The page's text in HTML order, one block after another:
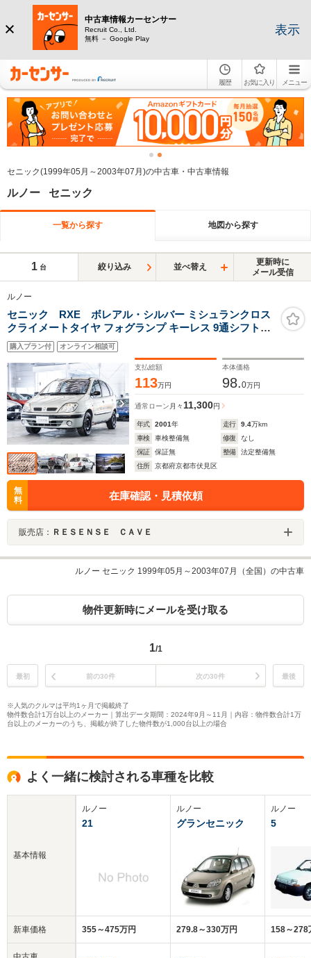
中古車情報カーセンサー
Recruit Co., Ltd.
無料 － Google Play
表示
履歴 お気に入り メニュー
セニック(1999年05月～2003年07月)の中古車・中古車情報
ルノー セニック
一覧から探す 地図から探す
1 台 絞り込み 並べ替え
更新時に
メール受信
ルノー
セニック RXE ボレアル・シルバー ミシュランクロス
クライメートタイヤ フォグランプ キーレス 9通シフトパ
ターン学習機能付4AT 開閉式リアガラスハッチ リアシー
トテーブル
購入プラン付 オンライン相談可
支払総額
113万円
本体価格
98.0万円
通常ローン 月々11,300円
年式 2001年 走行 9.4万km
車検
車検整備無 修復
なし
保証
保証無 整備
法定整備無
住所
京都府京都市伏見区
無
料
在庫確認・見積依頼
販売店： ＲＥＳＥＮＳＥ ＣＡＶＥ
ルノー セニック 1999年05月～2003年07月（全国）の中古車
物件更新時にメールを受け取る
1/1
最初 前の30件 次の30件 最後
※人気のクルマは平均1ヶ月で掲載終了
物件数合計1万台以上のメーカー｜算出データ期間：2024年9月～11月｜内容：物件数合計1万
台以上のメーカーのうち、掲載が終了した物件数が1,000台以上の場合
よく一緒に検討される車種を比較
基本情報
新車価格
ルノー
21
355～475万円
ルノー
グランセニック
279.8～330万円
ルノー
5
158～278